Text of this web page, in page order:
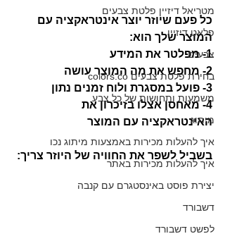
מטריאל דיזיין פלטת צבעים
פלאט דיזיין
צבעים
בחירת פלטת צבעים colors.co
משמעות ותחושות של כל צבע
מיתוג
איך להעלות מכירות באמצעות מיתוג נכו
איך להעלות מכירות באתר
יצירת פוסט באינסטגרם עם קנבה
דשבורד
לפשט דשבורד
כל פעם שיוזר יוצר אינטראקציה עם
המוצר שלך הוא:
1- מפלטר את המידע
2- מחפש את מה המוצר עושה
3- פועל במסגרת ולוח זמנים נתון
4- מאחסן אצלו בזיכרון את
האינטראקציה עם המוצר
בשביל לשפר את החוויה של היוזר צריך: